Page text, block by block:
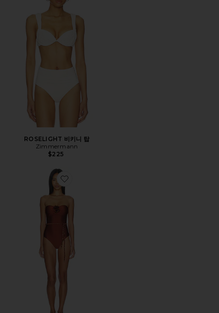
ROSELIGHT 비키니 탑
Zimmermann
$225
Favorite INDRA 원피스